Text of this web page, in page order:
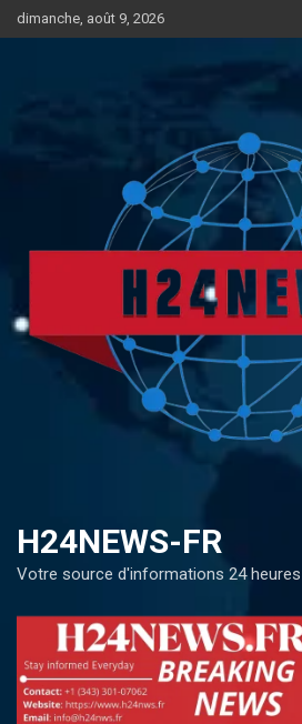
Aller
au
dimanche, août 9, 2026
H24NEWS-FR
Votre source d'informations 24 heures